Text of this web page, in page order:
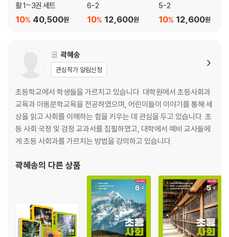
활 1~3권 세트
40,500원
10%
6-2
12,600원
10%
5-2
12,600원
10%
글 곽혜송
관심작가 알림신청
초등학교에서 학생들을 가르치고 있습니다. 대학원에서 초등사회과
교육과 아동문학교육을 전공하였으며, 어린이들이 이야기를 통해 세
상을 읽고 사회를 이해하는 힘을 키우는 데 관심을 두고 있습니다. 초
등 사회 국정 및 검정 교과서를 집필하였고, 대학에서 예비 교사들에
게 초등 사회과를 가르치는 방법을 강의하고 있습니다.
곽혜송의 다른 상품